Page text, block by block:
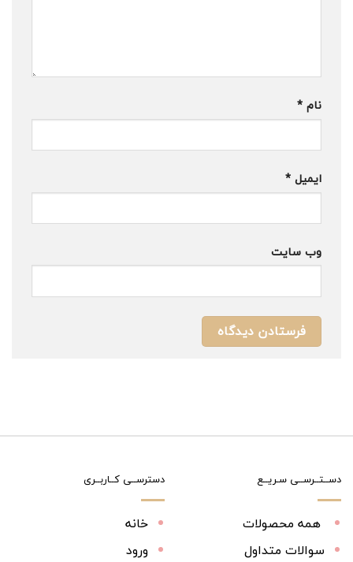
نام *
ایمیل *
وب‌ سایت
دســتــرســی سـریــع
همه محصولات
سوالات متداول
دسترســی کــاربــری
خانه
ورود